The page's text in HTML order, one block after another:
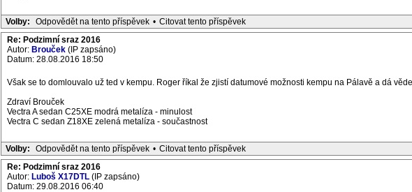
Volby: Odpovědět na tento příspěvek • Citovat tento příspěvek
Re: Podzimní sraz 2016
Autor: Brouček (IP zapsáno)
Datum: 28.08.2016 18:50
Však se to domlouvalo už ted v kempu. Roger říkal že zjistí datumové možnosti kempu na Pálavě a dá
Zdraví Brouček
Vectra A sedan C25XE modrá metalíza - minulost
Vectra C sedan Z18XE zelená metalíza - součastnost
Volby: Odpovědět na tento příspěvek • Citovat tento příspěvek
Re: Podzimní sraz 2016
Autor: Luboš X17DTL (IP zapsáno)
Datum: 29.08.2016 06:40